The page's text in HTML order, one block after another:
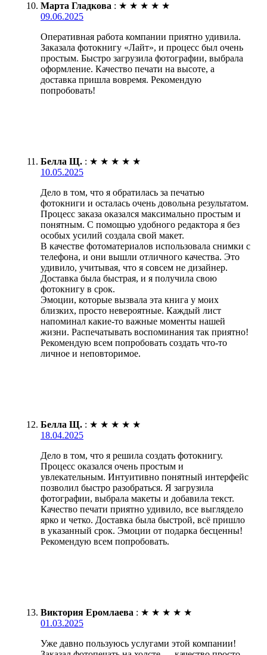
Марта Гладкова : ★ ★ ★ ★ ★
09.06.2025
Оперативная работа компании приятно удивила.
Заказала фотокнигу «Лайт», и процесс был очень
простым. Быстро загрузила фотографии, выбрала
оформление. Качество печати на высоте, а
доставка пришла вовремя. Рекомендую
попробовать!
Белла Щ. : ★ ★ ★ ★ ★
10.05.2025
Дело в том, что я обратилась за печатью
фотокниги и осталась очень довольна результатом.
Процесс заказа оказался максимально простым и
понятным. С помощью удобного редактора я без
особых усилий создала свой макет.
В качестве фотоматериалов использовала снимки с
телефона, и они вышли отличного качества. Это
удивило, учитывая, что я совсем не дизайнер.
Доставка была быстрая, и я получила свою
фотокнигу в срок.
Эмоции, которые вызвала эта книга у моих
близких, просто невероятные. Каждый лист
напоминал какие-то важные моменты нашей
жизни. Распечатывать воспоминания так приятно!
Рекомендую всем попробовать создать что-то
личное и неповторимое.
Белла Щ. : ★ ★ ★ ★ ★
18.04.2025
Дело в том, что я решила создать фотокнигу.
Процесс оказался очень простым и
увлекательным. Интуитивно понятный интерфейс
позволил быстро разобраться. Я загрузила
фотографии, выбрала макеты и добавила текст.
Качество печати приятно удивило, все выглядело
ярко и четко. Доставка была быстрой, всё пришло
в указанный срок. Эмоции от подарка бесценны!
Рекомендую всем попробовать.
Виктория Еромлаева : ★ ★ ★ ★ ★
01.03.2025
Уже давно пользуюсь услугами этой компании!